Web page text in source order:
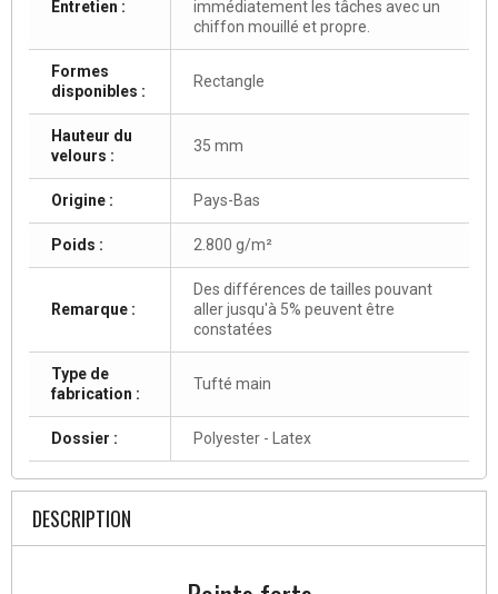
Entretien :
immédiatement les tâches avec un
chiffon mouillé et propre.
Formes
disponibles :
Rectangle
Hauteur du
velours :
35 mm
Origine : Pays-Bas
Poids : 2.800 g/m²
Remarque :
Des différences de tailles pouvant
aller jusqu'à 5% peuvent être
constatées
Type de
fabrication :
Tufté main
Dossier : Polyester - Latex
DESCRIPTION